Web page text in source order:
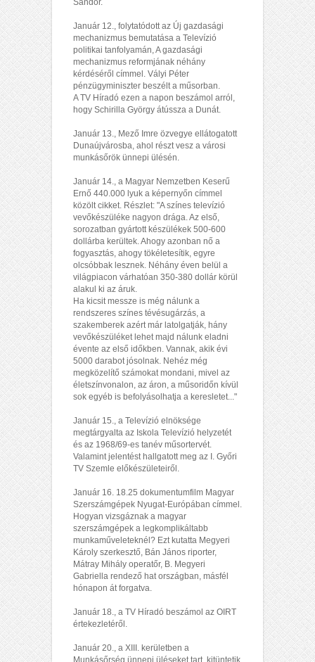
Sándor.
Január 12., folytatódott az Új gazdasági
mechanizmus bemutatása a Televízió
politikai tanfolyamán, A gazdasági
mechanizmus reformjának néhány
kérdéséről címmel. Vályi Péter
pénzügyminiszter beszélt a műsorban.
A TV Híradó ezen a napon beszámol arról,
hogy Schirilla György átússza a Dunát.
Január 13., Mező Imre özvegye ellátogatott
Dunaújvárosba, ahol részt vesz a városi
munkásőrök ünnepi ülésén.
Január 14., a Magyar Nemzetben Keserű
Ernő 440.000 lyuk a képernyőn címmel
közölt cikket. Részlet: "A színes televízió
vevőkészüléke nagyon drága. Az első,
sorozatban gyártott készülékek 500-600
dollárba kerültek. Ahogy azonban nő a
fogyasztás, ahogy tökéletesítik, egyre
olcsóbbak lesznek. Néhány éven belül a
világpiacon várhatóan 350-380 dollár körül
alakul ki az áruk.
Ha kicsit messze is még nálunk a
rendszeres színes tévésugárzás, a
szakemberek azért már latolgatják, hány
vevőkészüléket lehet majd nálunk eladni
évente az első időkben. Vannak, akik évi
5000 darabot jósolnak. Nehéz még
megközelítő számokat mondani, mivel az
életszínvonalon, az áron, a műsoridőn kívül
sok egyéb is befolyásolhatja a keresletet..."
Január 15., a Televízió elnöksége
megtárgyalta az Iskola Televízió helyzetét
és az 1968/69-es tanév műsortervét.
Valamint jelentést hallgatott meg az I. Győri
TV Szemle előkészületeiről.
Január 16. 18.25 dokumentumfilm Magyar
Szerszámgépek Nyugat-Európában címmel.
Hogyan vizsgáznak a magyar
szerszámgépek a legkomplikáltabb
munkaműveleteknél? Ezt kutatta Megyeri
Károly szerkesztő, Bán János riporter,
Mátray Mihály operatőr, B. Megyeri
Gabriella rendező hat országban, másfél
hónapon át forgatva.
Január 18., a TV Híradó beszámol az OIRT
értekezletéről.
Január 20., a XIII. kerületben a
Munkásőrség ünnepi üléseket tart, kitüntetik